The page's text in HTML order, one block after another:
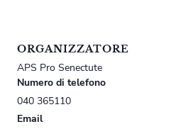
ORGANIZZATORE
APS Pro Senectute
Numero di telefono
040 365110
Email